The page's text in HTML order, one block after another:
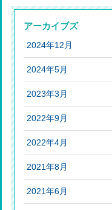
アーカイブズ
2024年12月
2024年5月
2023年3月
2022年9月
2022年4月
2021年8月
2021年6月